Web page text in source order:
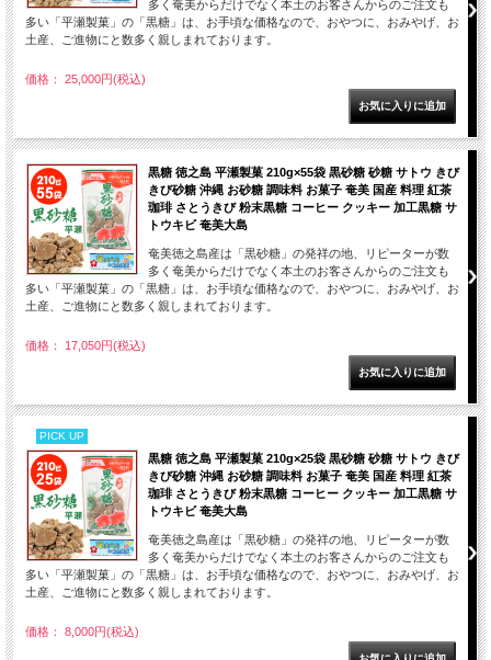
多く奄美からだけでなく本土のお客さんからのご注文も
多い「平瀬製菓」の「黒糖」は、お手頃な価格なので、おやつに、おみやげ、お
土産、ご進物にと数多く親しまれております。
価格： 25,000円(税込)
黒糖 徳之島 平瀬製菓 210g×55袋 黒砂糖 砂糖 サトウ きび
きび砂糖 沖縄 お砂糖 調味料 お菓子 奄美 国産 料理 紅茶
珈琲 さとうきび 粉末黒糖 コーヒー クッキー 加工黒糖 サ
トウキビ 奄美大島
奄美徳之島産は「黒砂糖」の発祥の地、リピーターが数
多く奄美からだけでなく本土のお客さんからのご注文も
多い「平瀬製菓」の「黒糖」は、お手頃な価格なので、おやつに、おみやげ、お
土産、ご進物にと数多く親しまれております。
価格： 17,050円(税込)
PICK UP
黒糖 徳之島 平瀬製菓 210g×25袋 黒砂糖 砂糖 サトウ きび
きび砂糖 沖縄 お砂糖 調味料 お菓子 奄美 国産 料理 紅茶
珈琲 さとうきび 粉末黒糖 コーヒー クッキー 加工黒糖 サ
トウキビ 奄美大島
奄美徳之島産は「黒砂糖」の発祥の地、リピーターが数
多く奄美からだけでなく本土のお客さんからのご注文も
多い「平瀬製菓」の「黒糖」は、お手頃な価格なので、おやつに、おみやげ、お
土産、ご進物にと数多く親しまれております。
価格： 8,000円(税込)